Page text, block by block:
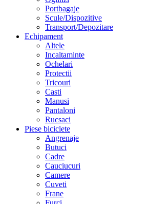
Portbagaje
Scule/Dispozitive
Transport/Depozitare
Echipament
Altele
Incaltaminte
Ochelari
Protectii
Tricouri
Casti
Manusi
Pantaloni
Rucsaci
Piese biciclete
Angrenaje
Butuci
Cadre
Cauciucuri
Camere
Cuveti
Frane